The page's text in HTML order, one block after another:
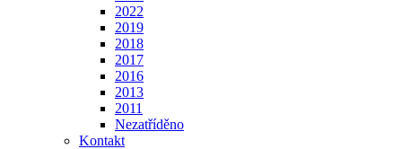
2022
2019
2018
2017
2016
2013
2011
Nezatříděno
Kontakt